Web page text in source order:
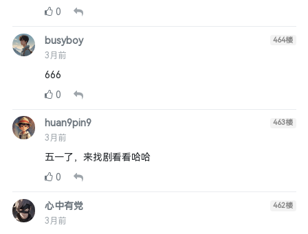
0
busyboy
3月前
464楼
666
0
huan9pin9
3月前
463楼
五一了，来找剧看看哈哈
0
心中有党
3月前
462楼